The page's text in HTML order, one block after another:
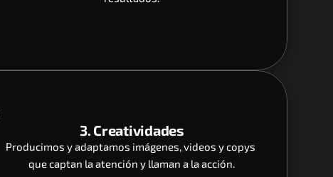
3. Creatividades
Producimos y adaptamos imágenes, videos y copys
que captan la atención y llaman a la acción.